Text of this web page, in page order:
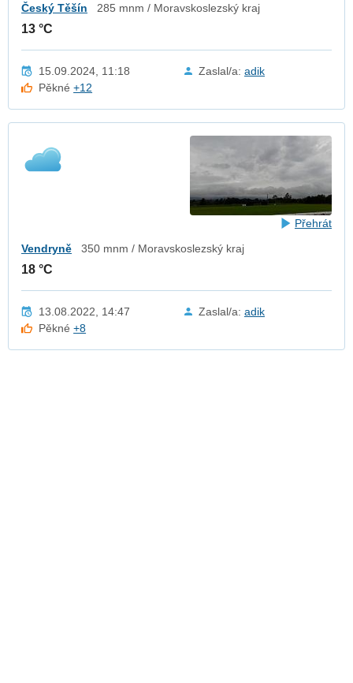
Český Těšín 285 mnm / Moravskoslezský kraj
13 °C
15.09.2024, 11:18 Zaslal/a: adik
Pěkné+12
Přehrát
Vendryně 350 mnm / Moravskoslezský kraj
18 °C
13.08.2022, 14:47 Zaslal/a: adik
Pěkné+8